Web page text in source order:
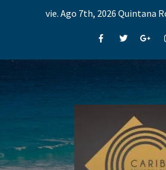
vie. Ago 7th, 2026 Quintana
FacebookTwitter